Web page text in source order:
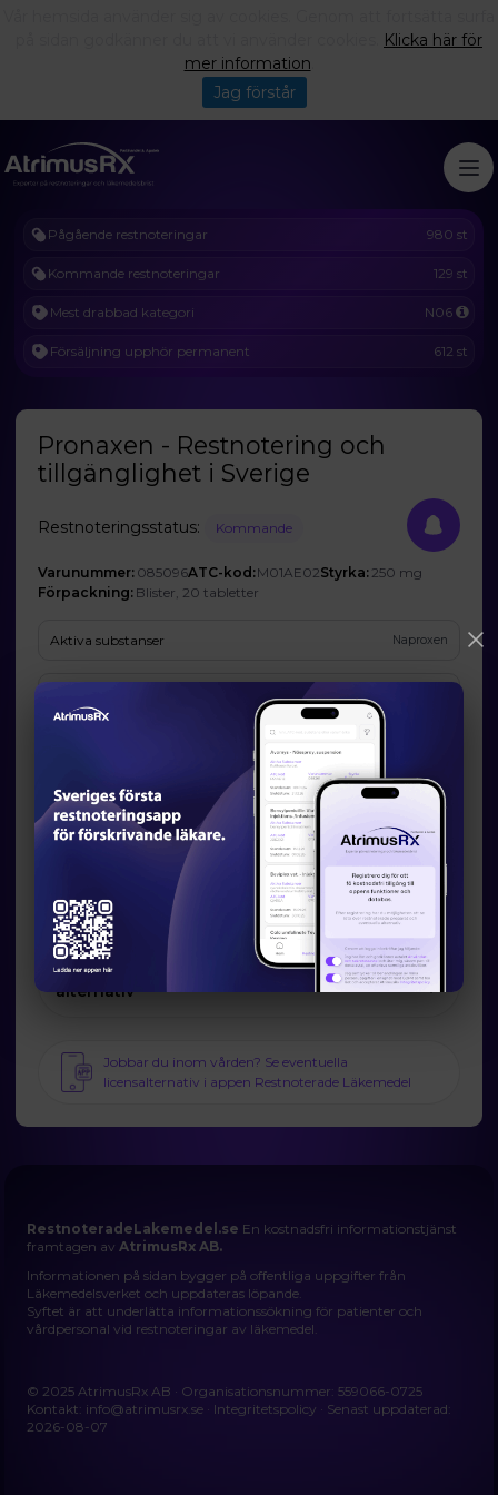
Pågående restnoteringar 980 st
Kommande restnoteringar 129 st
Mest drabbad kategori N06
Försäljning upphör permanent 612 st
Pronaxen - Restnotering och
tillgänglighet i Sverige
Restnoteringsstatus: Kommande
Varunummer: 085096ATC-kod:M01AE02Styrka: 250 mg
Förpackning: Blister, 20 tabletter
Aktiva substanser Naproxen
Orion Corporation (Ombud: Orion Pharma AB)
Prognos och förväntad tillgänglighet
Slutdatum:2026-09-08
Orsak till restsituation
Företaget har inte godkänt att Läkemedelsverket publicerar den
angivna orsaken.
Läkemedelsverkets information om möjliga
alternativ
Jobbar du inom vården? Se eventuella
licensalternativ i appen Restnoterade Läkemedel
RestnoteradeLakemedel.se En kostnadsfri informationstjänst
framtagen avAtrimusRx AB.
Informationen på sidan bygger på offentliga uppgifter från
Läkemedelsverket och uppdateras löpande.
Syftet är att underlätta informationssökning för patienter och
vårdpersonal vid restnoteringar av läkemedel.
© 2025 AtrimusRx AB · Organisationsnummer: 559066-0725
Kontakt: info@atrimusrx.se · Integritetspolicy · Senast uppdaterad:
2026-08-07
Klicka här för
mer information
Jag förstår